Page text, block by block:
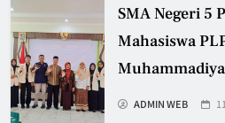
SMA Negeri 5
Mahasiswa
ADMIN WEB